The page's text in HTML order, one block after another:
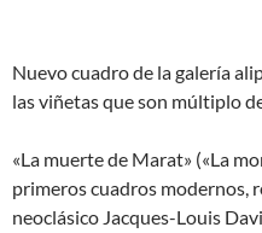
Nuevo cuadro de la galería
las viñetas que son múltiplo
«La muerte de Marat» («La
primeros cuadros modernos,
neoclásico Jacques-Louis